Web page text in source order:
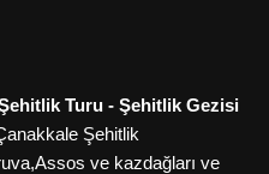
Turu - Şehitlik Gezisi
Şehitlik
ve kazdağları ve